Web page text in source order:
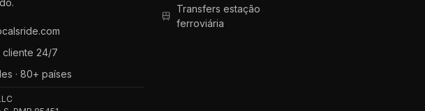
cliente 24/7
· 80+ países
Transfers estação
ferroviária